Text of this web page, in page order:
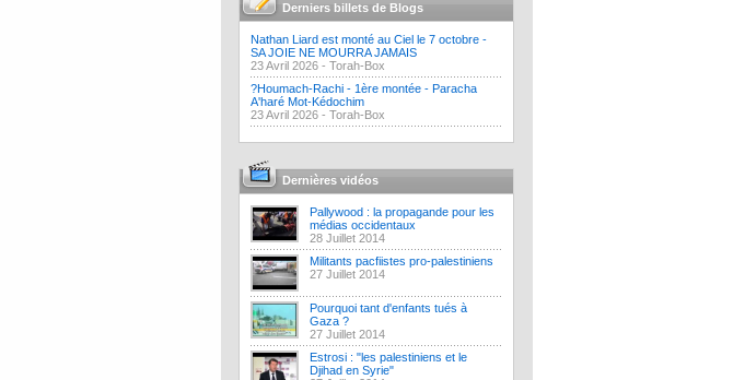
Derniers billets de Blogs
Nathan Liard est monté au Ciel le 7 octobre -
SA JOIE NE MOURRA JAMAIS
23 Avril 2026 - Torah-Box
?Houmach-Rachi - 1ère montée - Paracha
A'haré Mot-Kédochim
23 Avril 2026 - Torah-Box
Dernières vidéos
Pallywood : la propagande pour les
médias occidentaux
28 Juillet 2014
Militants pacfiistes pro-palestiniens
27 Juillet 2014
Pourquoi tant d'enfants tués à
Gaza ?
27 Juillet 2014
Estrosi : "les palestiniens et le
Djihad en Syrie"